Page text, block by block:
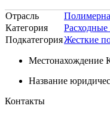
Отрасль
Категория
ПодкатегорияЖесткие
Местонахождение
Название
Контакты